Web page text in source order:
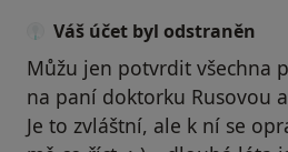
Váš účet byl odstraněn
Můžu jen potvrdit všechna
na paní doktorku Rusovou
Je to zvláštní, ale k ní se